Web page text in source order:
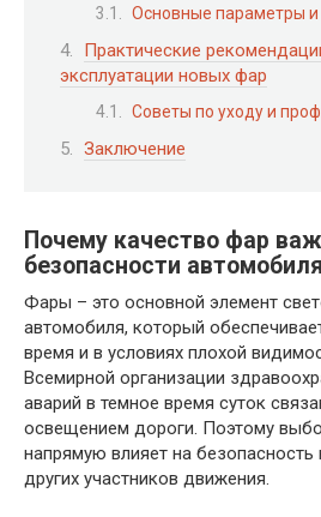
Основные параметры и
Практические
эксплуатации новых фар
Советы по уходу и
Заключение
Почему качество фар
безопасности автомобиля
Фары – это основной элемент
автомобиля, который
время и в условиях плохой
Всемирной организации
аварий в темное время суток
освещением дороги. Поэтому
напрямую влияет на безопасность
других участников движения.